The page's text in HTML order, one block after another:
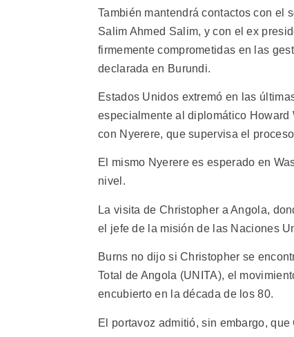
También mantendrá contactos con el
Salim Ahmed Salim, y con el ex
firmemente comprometidas en las
declarada en Burundi.
Estados Unidos extremó en las
especialmente al diplomático
con Nyerere, que supervisa el
El mismo Nyerere es esperado en
nivel.
La visita de Christopher a Angola,
el jefe de la misión de las Naciones
Burns no dijo si Christopher se
Total de Angola (UNITA), el
encubierto en la década de los 80.
El portavoz admitió, sin embargo,